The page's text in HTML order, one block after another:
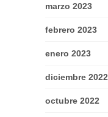
marzo 2023
febrero 2023
enero 2023
diciembre 2022
octubre 2022